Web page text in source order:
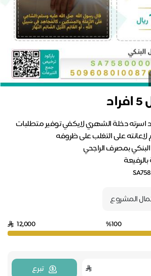
افراد اسرته دخلة الشهري لايكفي توفير متطلبات
%100
12,000
تبرع